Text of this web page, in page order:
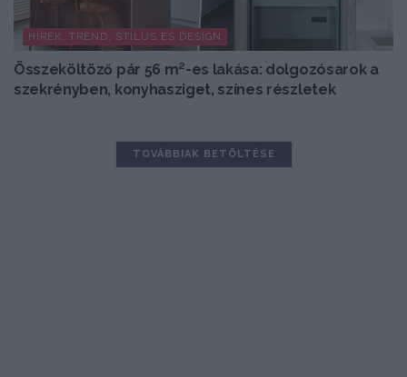
HÍREK, TREND, STÍLUS ÉS DESIGN
Összeköltöző pár 56 m²-es lakása: dolgozósarok a
szekrényben, konyhasziget, színes részletek
TOVÁBBIAK BETÖLTÉSE